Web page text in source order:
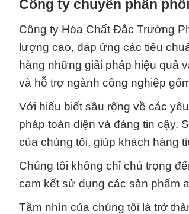
Công ty chuyên phân
Công ty Hóa Chất Đắc Trường
lượng cao, đáp ứng các tiêu
hàng những giải pháp hiệu quả
và hỗ trợ ngành công nghiệp
Với hiểu biết sâu rộng về các
pháp toàn diện và đáng tin cậy.
của chúng tôi, giúp khách hàng
Chúng tôi không chỉ chú trọng
cam kết sử dụng các sản phẩm
Tầm nhìn của chúng tôi là trở